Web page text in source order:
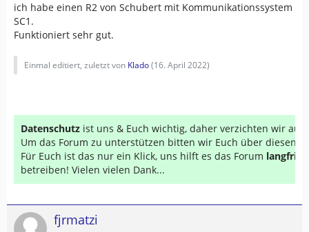
ich habe einen R2 von Schubert mit Kommunikationssystem
SC1.
Funktioniert sehr gut.
Einmal editiert, zuletzt von Klado(16. April 2022)
Datenschutz ist uns & Euch wichtig, daher verzichten wir auf
Um das Forum zu unterstützen bitten wir Euch über diesen
Für Euch ist das nur ein Klick, uns hilft es das Forum
betreiben! Vielen vielen Dank...
fjrmatzi